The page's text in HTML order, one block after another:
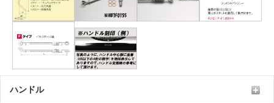
ハンドル